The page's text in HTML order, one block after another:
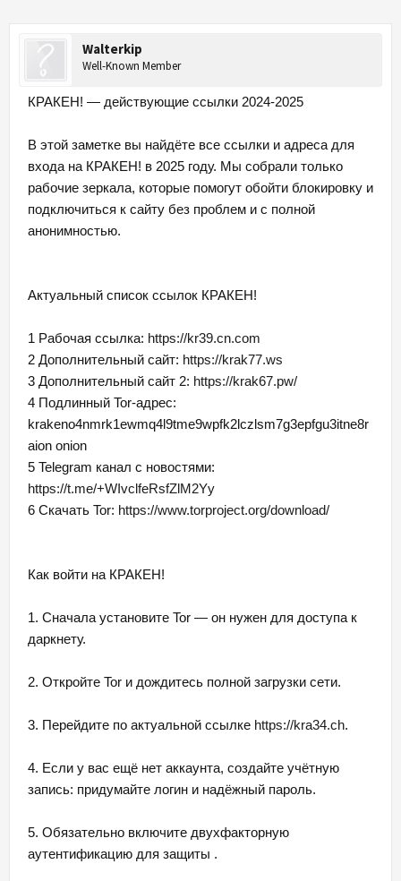
Walterkip
Well-Known Member
КРАКЕН! — действующие ссылки 2024-2025
В этой заметке вы найдёте все ссылки и адреса для
входа на КРАКЕН! в 2025 году. Мы собрали только
рабочие зеркала, которые помогут обойти блокировку и
подключиться к сайту без проблем и с полной
анонимностью.
Актуальный список ссылок КРАКЕН!
1 Рабочая ссылка: https://kr39.cn.com
2 Дополнительный сайт: https://krak77.ws
3 Дополнительный сайт 2: https://krak67.pw/
4 Подлинный Tor-адрес:
krakeno4nmrk1ewmq4l9tme9wpfk2lczlsm7g3epfgu3itne8r
aion onion
5 Telegram канал с новостями:
https://t.me/+WIvclfeRsfZlM2Yy
6 Скачать Tor: https://www.torproject.org/download/
Как войти на КРАКЕН!
1. Сначала установите Tor — он нужен для доступа к
даркнету.
2. Откройте Tor и дождитесь полной загрузки сети.
3. Перейдите по актуальной ссылке https://kra34.ch.
4. Если у вас ещё нет аккаунта, создайте учётную
запись: придумайте логин и надёжный пароль.
5. Обязательно включите двухфакторную
аутентификацию для защиты .